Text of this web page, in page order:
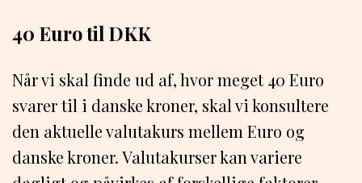
40 Euro til DKK
Når vi skal finde ud af, hvor meget 40 Euro
svarer til i danske kroner, skal vi konsultere
den aktuelle valutakurs mellem Euro og
danske kroner. Valutakurser kan variere